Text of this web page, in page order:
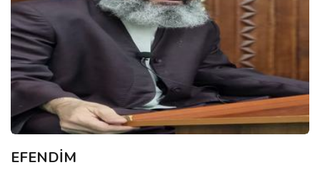
EFENDİM